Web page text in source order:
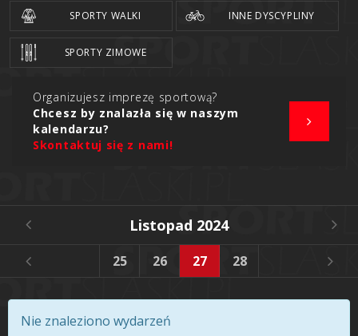
SPORTY WALKI INNE DYSCYPLINY
SPORTY ZIMOWE
Organizujesz imprezę sportową?
Chcesz by znalazła się w naszym
kalendarzu?
Skontaktuj się z nami!
Listopad 2024
25 26 27 28
Nie znaleziono wydarzeń